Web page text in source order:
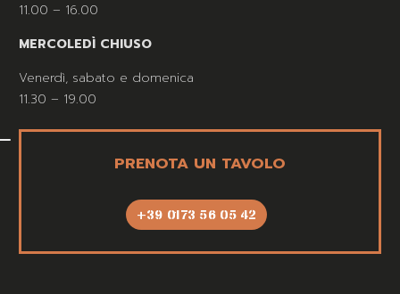
11.00 – 16.00
MERCOLEDÌ CHIUSO
Venerdì, sabato e domenica
11.30 – 19.00
PRENOTA UN TAVOLO
+39 0173 56 05 42